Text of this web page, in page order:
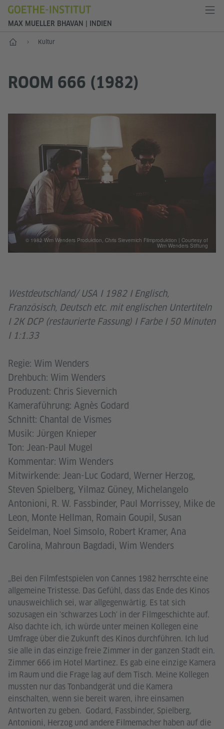
MAX MUELLER BHAVAN | INDIEN
Start Kultur
ROOM 666 (1982)
© 1982 Wim Wenders Produktion, Chris Sievernich Filmproduktion | Courtesy of
Wim Wenders Stiftung
Westdeutschland/ USA I 1982 I Englisch,
Französisch, Deutsch etc. mit englischen Untertiteln
I 2K DCP (restaurierte Fassung) I Farbe I 50 Minuten
I 1:1.33
Regie: Wim Wenders
Drehbuch: Wim Wenders
Produzent: Chris Sievernich
Kameraführung: Agnès Godard
Schnitt: Chantal de Vismes
Musik: Jürgen Knieper
Ton: Jean-Paul Mugel
Kommentar: Wim Wenders
Mitwirkende: Jean-Luc Godard, Werner Herzog,
Steven Spielberg, Yilmaz Güney, Michelangelo
Antonioni, R. W. Fassbinder, Paul Morrissey, Mike de
Leon, Monte Hellman, Romain Goupil, Susan
Seidelman, Noel Simsolo, Robert Kramer, Ana
Carolina, Mahroun Bagdadi, Wim Wenders
„Bei den Filmfestspielen von Cannes 1982 herrschte eine
allgemeine Tristesse. Das Gefühl, dass das Ende des Kinos
unausweichlich sei, war allgegenwärtig. Es tat sich
sozusagen ein 'schwarzes Loch' in der Filmgeschichte auf.
Also dachte ich, ich würde unter meinen Kollegen eine
Umfrage über die Zukunft des Kinos durchführen. Ich lud
sie alle in das einzige freie Zimmer in der ganzen Stadt ein.
Zimmer 666 im Hotel Martinez. Es gab eine einzige Kamera
im Raum und die Frage lag auf dem Tisch. Meine Kollegen
mussten nur das Tonbandgerät und die Kamera
einschalten, wenn sie bereit waren, ihre einsamen
Antworten zu geben. Godard, Fassbinder, Spielberg,
Antonioni, Herzog und andere Filmemacher haben auf die